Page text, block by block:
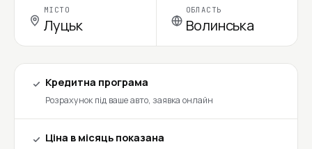
МІСТО
Луцьк
ОБЛАСТЬ
Волинська
Кредитна програма
Розрахунок під ваше авто, заявка онлайн
Ціна в місяць показана